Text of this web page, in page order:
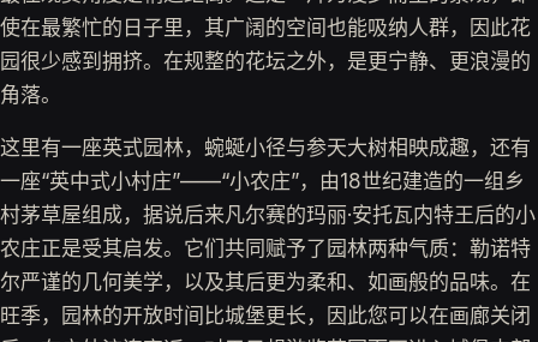
使在最繁忙的日子里，其广阔的空间也能吸纳人群，因此花
园很少感到拥挤。在规整的花坛之外，是更宁静、更浪漫的
角落。
这里有一座英式园林，蜿蜒小径与参天大树相映成趣，还有
一座“英中式小村庄”——“小农庄”，由18世纪建造的一组乡
村茅草屋组成，据说后来凡尔赛的玛丽·安托瓦内特王后的小
农庄正是受其启发。它们共同赋予了园林两种气质：勒诺特
尔严谨的几何美学，以及其后更为柔和、如画般的品味。在
旺季，园林的开放时间比城堡更长，因此您可以在画廊关闭